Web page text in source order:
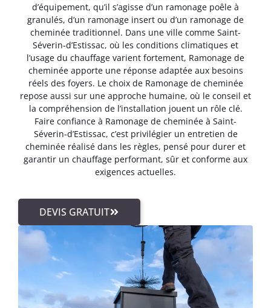
d’équipement, qu’il s’agisse d’un ramonage poêle à
granulés, d’un ramonage insert ou d’un ramonage de
cheminée traditionnel. Dans une ville comme Saint-
Séverin-d’Estissac, où les conditions climatiques et
l’usage du chauffage varient fortement, Ramonage de
cheminée apporte une réponse adaptée aux besoins
réels des foyers. Le choix de Ramonage de cheminée
repose aussi sur une approche humaine, où le conseil et
la compréhension de l’installation jouent un rôle clé.
Faire confiance à Ramonage de cheminée à Saint-
Séverin-d’Estissac, c’est privilégier un entretien de
cheminée réalisé dans les règles, pensé pour durer et
garantir un chauffage performant, sûr et conforme aux
exigences actuelles.
DEVIS GRATUIT